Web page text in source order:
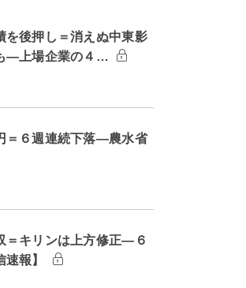
を後押し＝消えぬ中東影
―上場企業の４…
＝６週連続下落―農水省
＝キリンは上方修正―６
速報】